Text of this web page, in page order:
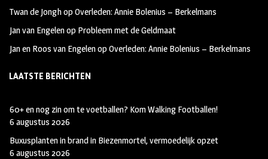
Twan de JonghopOverleden: Annie Bolenius – Berkelmans
Jan van Engelenop Probleem met de Geldmaat
Jan en Roos van EngelenopOverleden: Annie Bolenius – Berkelmans
LAATSTE BERICHTEN
60+ en nog zin om te voetballen? Kom Walking Footballen!
6 augustus 2026
Buxusplanten in brand in Biezenmortel, vermoedelijk opzet
6 augustus 2026